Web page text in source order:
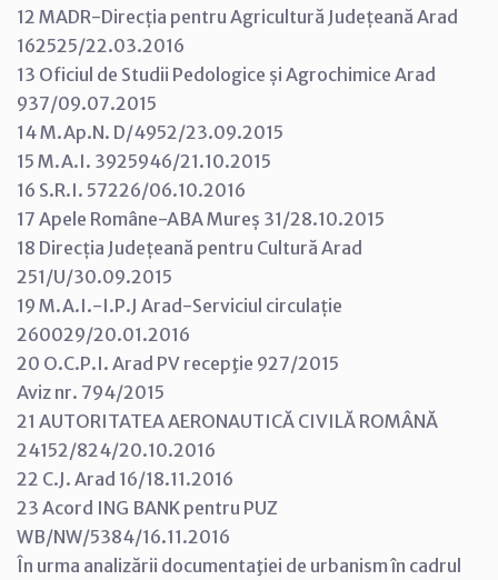
12 MADR-Direcția pentru Agricultură Județeană Arad
162525/22.03.2016
13 Oficiul de Studii Pedologice și Agrochimice Arad
937/09.07.2015
14 M.Ap.N. D/4952/23.09.2015
15 M.A.I. 3925946/21.10.2015
16 S.R.I. 57226/06.10.2016
17 Apele Române-ABA Mureș 31/28.10.2015
18 Direcția Județeană pentru Cultură Arad
251/U/30.09.2015
19 M.A.I.-I.P.J Arad-Serviciul circulație
260029/20.01.2016
20 O.C.P.I. Arad PV recepţie 927/2015
Aviz nr. 794/2015
21 AUTORITATEA AERONAUTICĂ CIVILĂ ROMÂNĂ
24152/824/20.10.2016
22 C.J. Arad 16/18.11.2016
23 Acord ING BANK pentru PUZ
WB/NW/5384/16.11.2016
În urma analizării documentaţiei de urbanism în cadrul